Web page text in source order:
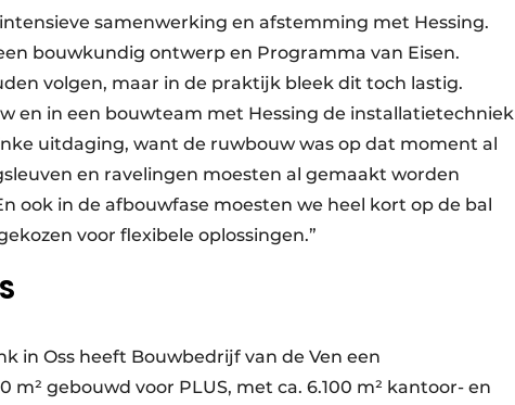
samenwerking en afstemming met Hessing.
bouwkundig ontwerp en Programma van Eisen.
volgen, maar in de praktijk bleek dit toch lastig.
en in een bouwteam met Hessing de installatietechniek
uitdaging, want de ruwbouw was op dat moment al
en ravelingen moesten al gemaakt worden
ook in de afbouwfase moesten we heel kort op de bal
voor flexibele oplossingen.”
in Oss heeft Bouwbedrijf van de Ven een
gebouwd voor PLUS, met ca. 6.100 m² kantoor- en